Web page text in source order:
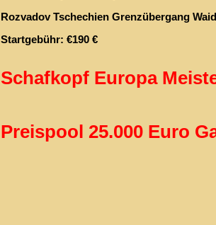
Rozvadov Tschechien Grenzübergang
Startgebühr: €190 €
Schafkopf Europa
Preispool 25.000 Euro